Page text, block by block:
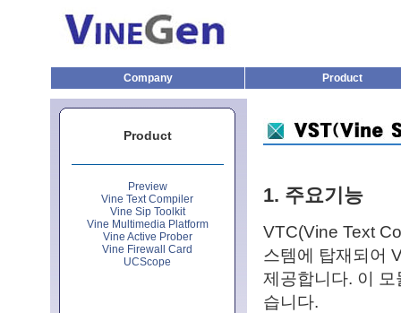
Company Product
Product
Preview
Vine Text Compiler
Vine Sip Toolkit
Vine Multimedia Platform
Vine Active Prober
Vine Firewall Card
UCScope
1. 주요기능
VTC(Vine Text
스템에 탑재되어
제공합니다. 이
습니다.